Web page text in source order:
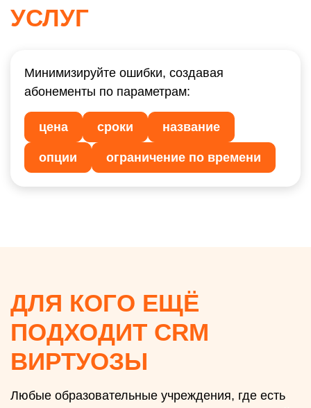
УСЛУГ
Минимизируйте ошибки, создавая
абонементы по параметрам:
цена сроки название
опции ограничение по времени
ДЛЯ КОГО ЕЩЁ
ПОДХОДИТ CRM
ВИРТУОЗЫ
Любые образовательные учреждения, где есть